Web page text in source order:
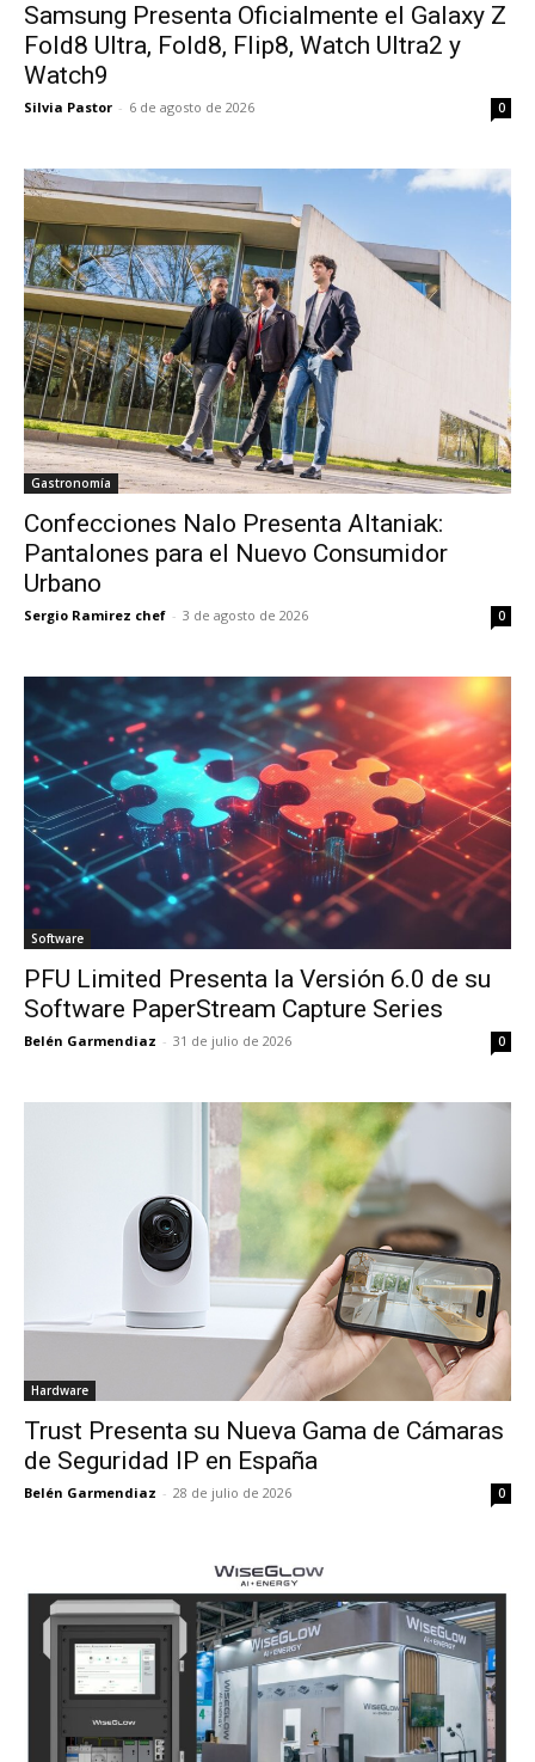
Samsung Presenta Oficialmente el Galaxy Z
Fold8 Ultra, Fold8, Flip8, Watch Ultra2 y
Watch9
Silvia Pastor - 6 de agosto de 2026 0
Gastronomía
Confecciones Nalo Presenta Altaniak:
Pantalones para el Nuevo Consumidor
Urbano
Sergio Ramirez chef - 3 de agosto de 2026 0
Software
PFU Limited Presenta la Versión 6.0 de su
Software PaperStream Capture Series
Belén Garmendiaz - 31 de julio de 2026 0
Hardware
Trust Presenta su Nueva Gama de Cámaras
de Seguridad IP en España
Belén Garmendiaz - 28 de julio de 2026 0